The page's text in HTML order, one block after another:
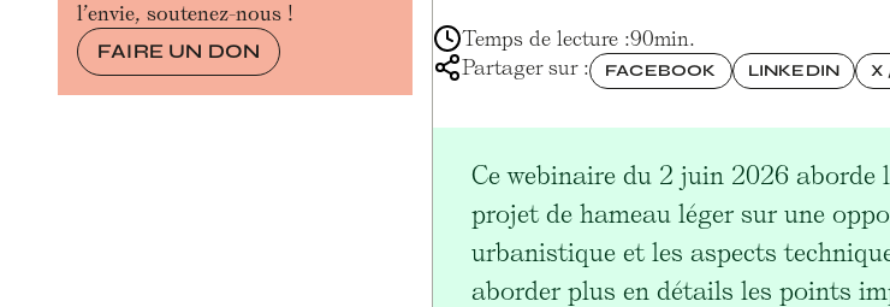
l’envie, soutenez-nous !
FAIRE UN DON
Temps de lecture :90min.
Partager sur :
FACEBOOK LINKEDIN X
Ce webinaire du 2 juin 2026
projet de hameau léger sur une
urbanistique et les aspects
aborder plus en détails les points